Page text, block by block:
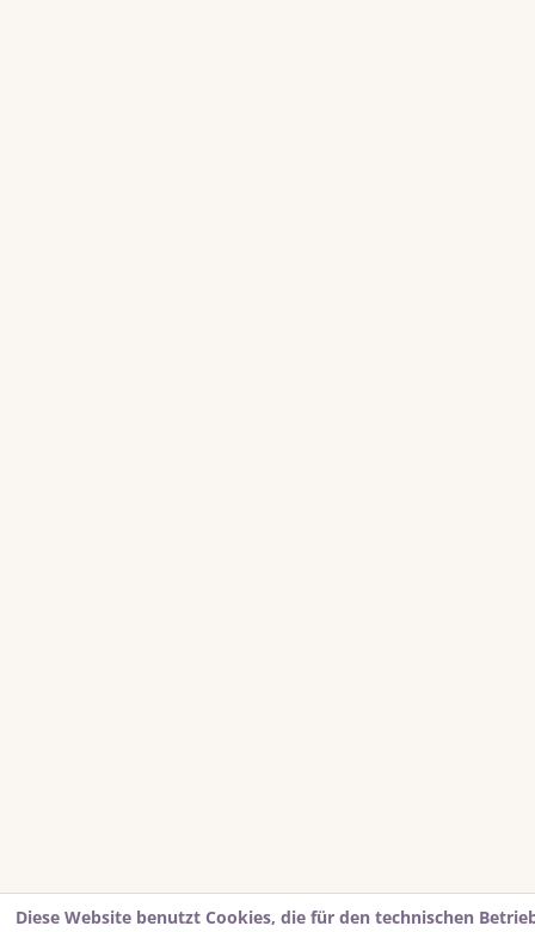
Diese Website benutzt Cookies, die für den technischen